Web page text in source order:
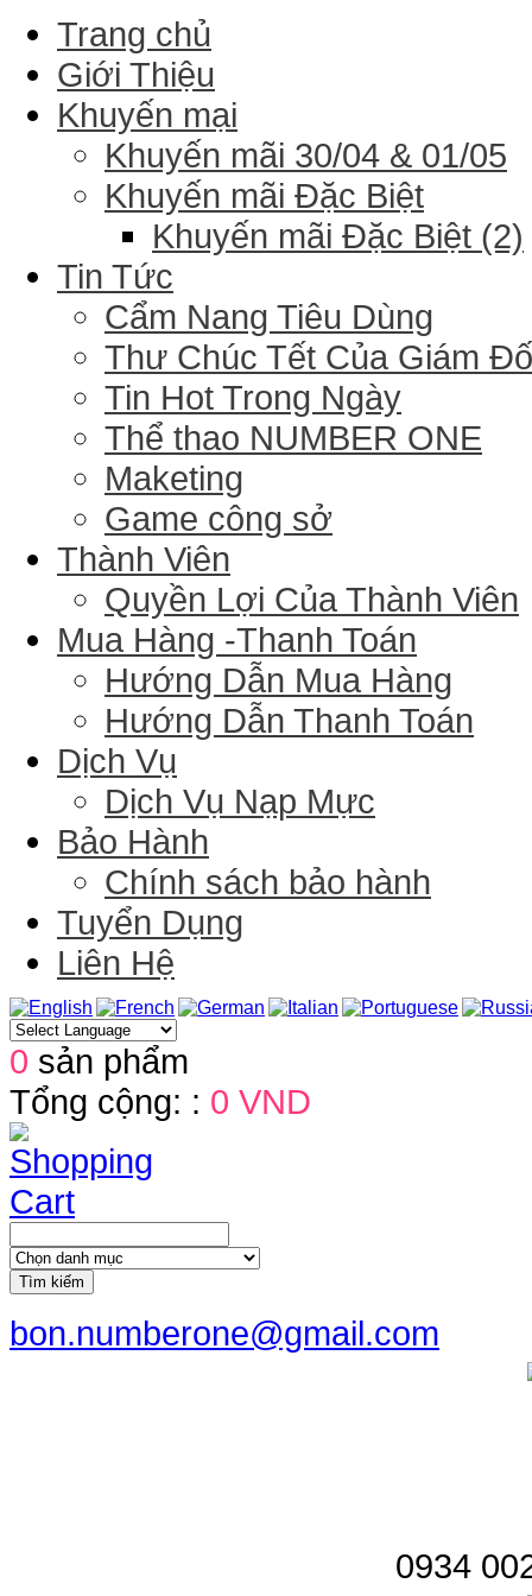
Trang chủ
Giới Thiệu
Khuyến mại
Khuyến mãi 30/04 & 01/05
Khuyến mãi Đặc Biệt
Khuyến mãi Đặc Biệt (2)
Tin Tức
Cẩm Nang Tiêu Dùng
Thư Chúc Tết Của Giám
Tin Hot Trong Ngày
Thể thao NUMBER ONE
Maketing
Game công sở
Thành Viên
Quyền Lợi Của Thành Viên
Mua Hàng -Thanh Toán
Hướng Dẫn Mua Hàng
Hướng Dẫn Thanh Toán
Dịch Vụ
Dịch Vụ Nạp Mực
Bảo Hành
Chính sách bảo hành
Tuyển Dụng
Liên Hệ
0 sản phẩm
Tổng cộng: : 0 VND
Tìm kiếm
bon.numberone@gmail.com
0934